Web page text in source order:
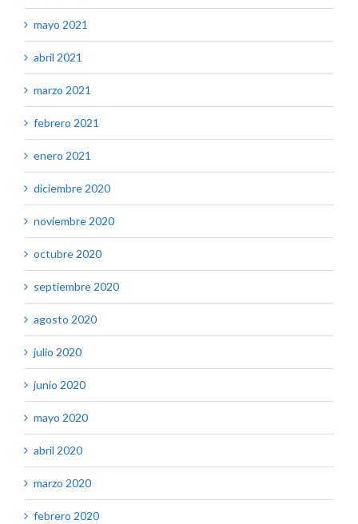
mayo 2021
abril 2021
marzo 2021
febrero 2021
enero 2021
diciembre 2020
noviembre 2020
octubre 2020
septiembre 2020
agosto 2020
julio 2020
junio 2020
mayo 2020
abril 2020
marzo 2020
febrero 2020